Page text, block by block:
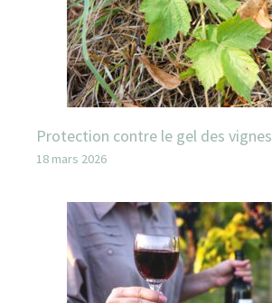
Protection contre le gel des vignes
18 mars 2026